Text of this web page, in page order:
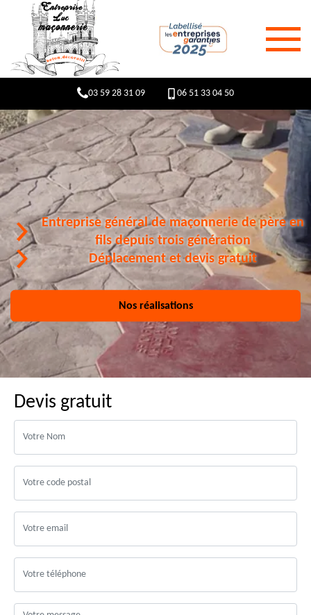
03 59 28 31 09 06 51 33 04 50
Entreprise général de maçonnerie de père en
fils depuis trois génération
Déplacement et devis gratuit
Nos réalisations
Devis gratuit